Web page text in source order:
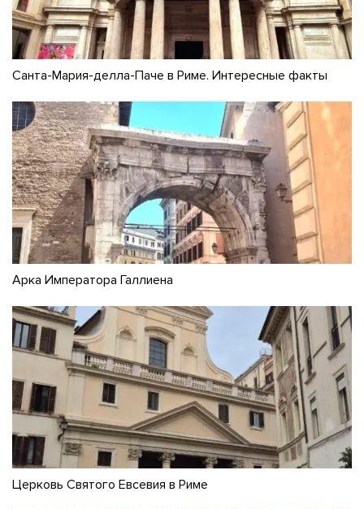
Санта-Мария-делла-Паче в Риме. Интересные факты
Арка Императора Галлиена
Церковь Святого Евсевия в Риме